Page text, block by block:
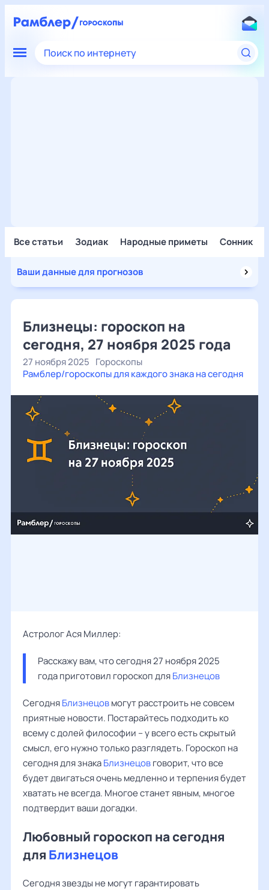
Поиск по интернету
Все статьи Зодиак Народные приметы Сонник
Ваши данные для прогнозов
Близнецы: гороскоп на
сегодня, 27 ноября 2025 года
27 ноября 2025 Гороскопы
Рамблер/гороскопы для каждого знака на сегодня
Астролог Ася Миллер:
Расскажу вам, что сегодня 27 ноября 2025
года приготовил гороскоп для Близнецов
СегодняБлизнецовмогут расстроить не совсем
приятные новости. Постарайтесь подходить ко
всему с долей философии – у всего есть скрытый
смысл, его нужно только разглядеть. Гороскоп на
сегодня для знакаБлизнецовговорит, что все
будет двигаться очень медленно и терпения будет
хватать не всегда. Многое станет явным, многое
подтвердит ваши догадки.
Любовный гороскоп на сегодня
для Близнецов
Сегодня звезды не могут гарантировать